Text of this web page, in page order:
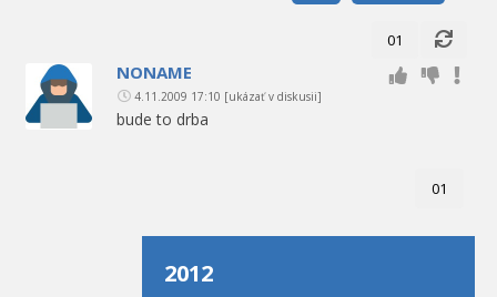
01
NONAME
4.11.2009 17:10 [ukázať v diskusii]
bude to drba
01
2012